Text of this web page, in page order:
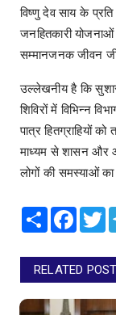
विष्णु देव साय के
जनहितकारी
सम्मानजनक जीवन
उल्लेखनीय है कि
शिविरों में विभिन्न
पात्र हितग्राहियों
माध्यम से शासन और
लोगों की समस्याओं का
Share
RELATED